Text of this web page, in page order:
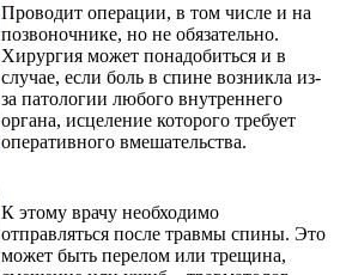
Проводит операции, в том числе и на
позвоночнике, но не обязательно.
Хирургия может понадобиться и в
случае, если боль в спине возникла из-
за патологии любого внутреннего
органа, исцеление которого требует
оперативного вмешательства.
К этому врачу необходимо
отправляться после травмы спины. Это
может быть перелом или трещина,